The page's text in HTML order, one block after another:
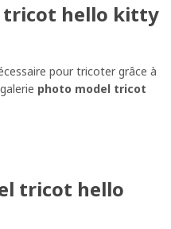
tricot hello kitty
pour tricoter grâce à
photo model tricot
tricot hello